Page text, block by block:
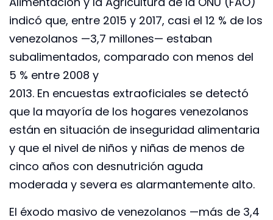
indicó que, entre 2015 y 2017, casi el 12 % de los
venezolanos —3,7 millones— estaban
subalimentados, comparado con menos del
5 % entre 2008 y
2013. En encuestas extraoficiales se detectó
que la mayoría de los hogares venezolanos
están en situación de inseguridad alimentaria
y que el nivel de niños y niñas de menos de
cinco años con desnutrición aguda
moderada y severa es alarmantemente alto.
El éxodo masivo de venezolanos —más de 3,4